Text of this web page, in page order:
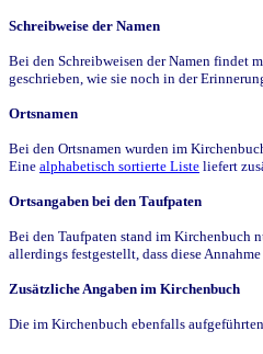
Schreibweise der Namen
Bei den Schreibweisen der Namen findet
geschrieben, wie sie noch in der
Ortsnamen
Bei den Ortsnamen wurden im
Eine alphabetisch sortierte Liste liefert
Ortsangaben bei den Taufpaten
Bei den Taufpaten stand im Kirchenbuch
allerdings festgestellt, dass diese
Zusätzliche Angaben im Kirchenbuch
Die im Kirchenbuch ebenfalls